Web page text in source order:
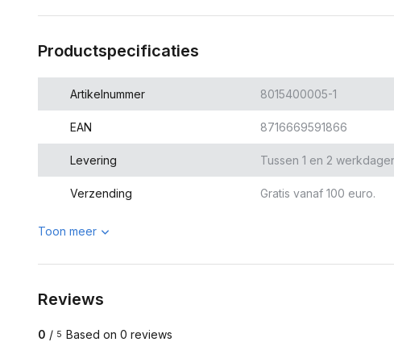
Productspecificaties
Artikelnummer 8015400005-1
EAN 8716669591866
Levering Tussen 1 en 2
Verzending Gratis vanaf 100 euro.
Toon meer
Reviews
0 / 5 Based on 0 reviews